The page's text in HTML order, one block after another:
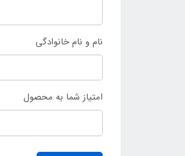
نام و نام خانوادگی
امتیاز شما به محصول